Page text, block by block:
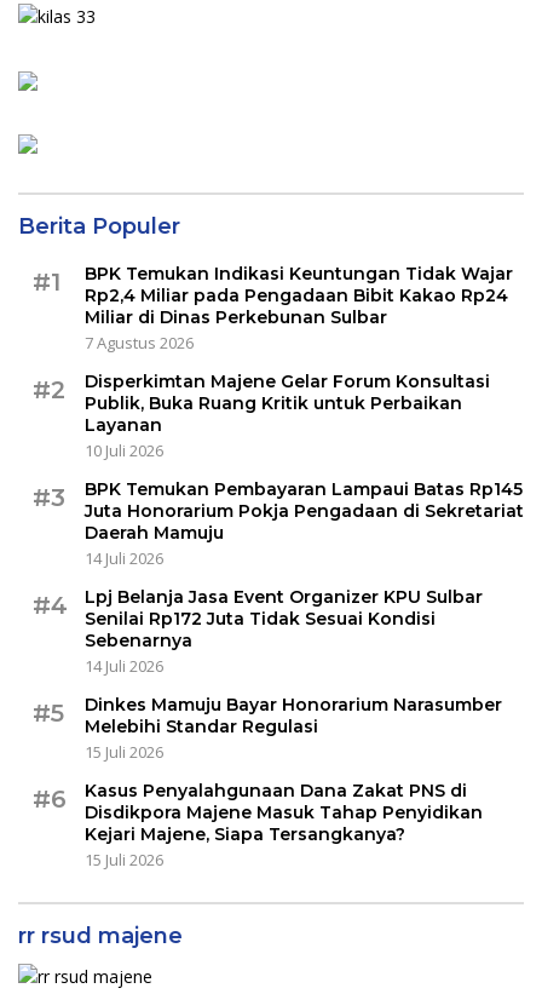
Berita Populer
#1
BPK Temukan Indikasi Keuntungan Tidak Wajar
Rp2,4 Miliar pada Pengadaan Bibit Kakao Rp24
Miliar di Dinas Perkebunan Sulbar
7 Agustus 2026
#2
Disperkimtan Majene Gelar Forum Konsultasi
Publik, Buka Ruang Kritik untuk Perbaikan
Layanan
10 Juli 2026
#3
BPK Temukan Pembayaran Lampaui Batas Rp145
Juta Honorarium Pokja Pengadaan di Sekretariat
Daerah Mamuju
14 Juli 2026
#4
Lpj Belanja Jasa Event Organizer KPU Sulbar
Senilai Rp172 Juta Tidak Sesuai Kondisi
Sebenarnya
14 Juli 2026
#5
Dinkes Mamuju Bayar Honorarium Narasumber
Melebihi Standar Regulasi
15 Juli 2026
#6
Kasus Penyalahgunaan Dana Zakat PNS di
Disdikpora Majene Masuk Tahap Penyidikan
Kejari Majene, Siapa Tersangkanya?
15 Juli 2026
rr rsud majene